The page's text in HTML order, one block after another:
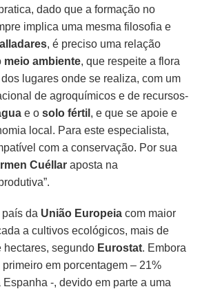
dado que a formação no
implica uma mesma filosofia e
, é preciso uma relação
meio ambiente, que respeite a flora
lugares onde se realiza, com um
de agroquímicos e de recursos-
e o solo fértil , e que se apoie e
local. Para este especialista,
com a conservação. Por sua
Cuéllar aposta na
país da União Europeia com maior
a cultivos ecológicos, mais de
hectares, segundo Eurostat. Embora
em porcentagem – 21%
Espanha -, devido em parte a uma